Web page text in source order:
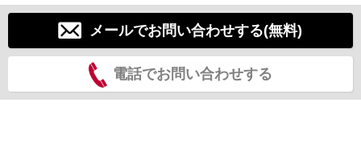
メールでお問い合わせする(無料)
電話でお問い合わせする